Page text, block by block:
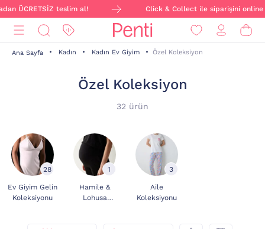
teslim al! Click & Collect ile siparişini online ver,
Ana Sayfa Kadın Kadın Ev Giyim Özel Koleksiyon
Özel Koleksiyon
32 ürün
28
Ev Giyim Gelin
Koleksiyonu
1
Hamile &
Lohusa
3
Aile
Koleksiyonu